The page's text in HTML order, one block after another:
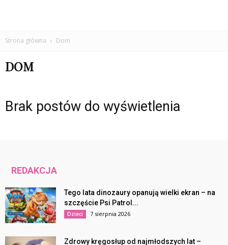
Strona główna Dom
DOM
Brak postów do wyświetlenia
REDAKCJA
Tego lata dinozaury opanują wielki ekran – na
szczęście Psi Patrol...
Dzieci 7 sierpnia 2026
Zdrowy kręgosłup od najmłodszych lat –